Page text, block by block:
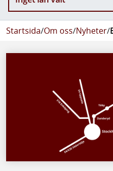
Startsida/Om oss/Nyheter/